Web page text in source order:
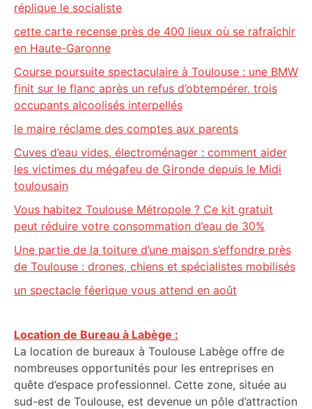
réplique le socialiste
cette carte recense près de 400 lieux où se rafraîchir
en Haute-Garonne
Course poursuite spectaculaire à Toulouse : une BMW
finit sur le flanc après un refus d’obtempérer, trois
occupants alcoolisés interpellés
le maire réclame des comptes aux parents
Cuves d’eau vides, électroménager : comment aider
les victimes du mégafeu de Gironde depuis le Midi
toulousain
Vous habitez Toulouse Métropole ? Ce kit gratuit
peut réduire votre consommation d’eau de 30%
Une partie de la toiture d’une maison s’effondre près
de Toulouse : drones, chiens et spécialistes mobilisés
un spectacle féerique vous attend en août
Location de Bureau à Labège :
La location de bureaux à Toulouse Labège offre de
nombreuses opportunités pour les entreprises en
quête d’espace professionnel. Cette zone, située au
sud-est de Toulouse, est devenue un pôle d’attraction